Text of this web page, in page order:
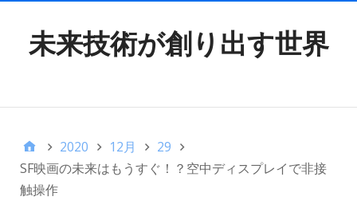
未来技術が創り出す世界
2020 12月
29
SF映画の未来はもうすぐ！？空中ディスプレイで非接
触操作